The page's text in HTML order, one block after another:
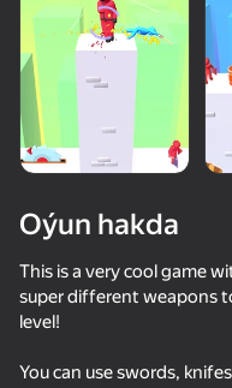
Archer Ragdoll Masters
Time
Oýun hakda
This is a very cool game
super different weapons
level!
You can use swords,